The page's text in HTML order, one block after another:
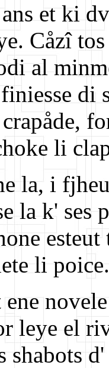
et ki
Cåzî
al
di
li
la, i
la k' ses
li poice.
ene
leye el
shabots